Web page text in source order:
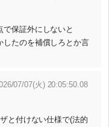
保証外にしないと
したのを補償しろとか言
07/07(火) 20:05:50.08
と付けない仕様で(法的